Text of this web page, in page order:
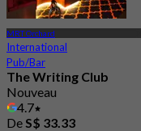
MRT Orchard
International
Pub/Bar
The Writing Club
Nouveau
4.7
DeS$ 33.33